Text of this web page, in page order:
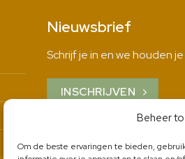
Beheer
Om de beste ervaringen te bieden,
Nieuwsbrief
Schrijf je in en we houden
INSCHRIJVEN